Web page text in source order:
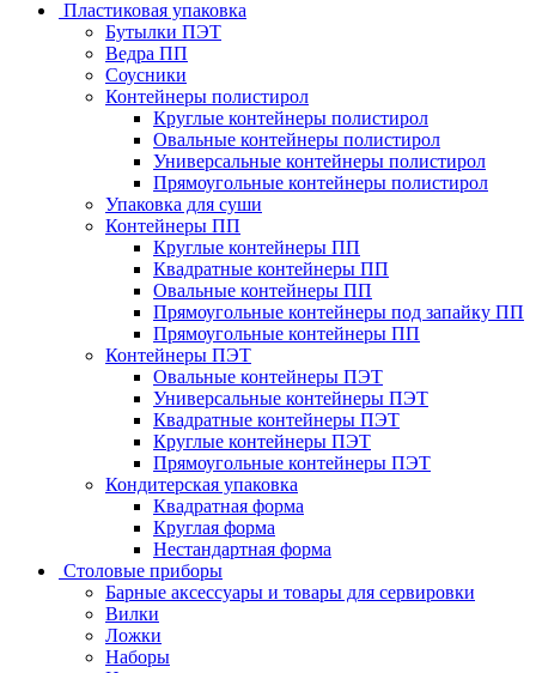
Пластиковая упаковка
Бутылки ПЭТ
Ведра ПП
Соусники
Контейнеры полистирол
Круглые контейнеры полистирол
Овальные контейнеры полистирол
Универсальные контейнеры полистирол
Прямоугольные контейнеры полистирол
Упаковка для суши
Контейнеры ПП
Круглые контейнеры ПП
Квадратные контейнеры ПП
Овальные контейнеры ПП
Прямоугольные контейнеры под запайку ПП
Прямоугольные контейнеры ПП
Контейнеры ПЭТ
Овальные контейнеры ПЭТ
Универсальные контейнеры ПЭТ
Квадратные контейнеры ПЭТ
Круглые контейнеры ПЭТ
Прямоугольные контейнеры ПЭТ
Кондитерская упаковка
Квадратная форма
Круглая форма
Нестандартная форма
Столовые приборы
Барные аксессуары и товары для сервировки
Вилки
Ложки
Наборы